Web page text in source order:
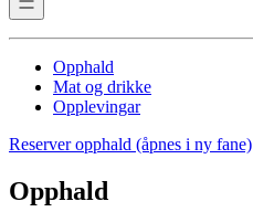
Opphald
Mat og drikke
Opplevingar
Reserver opphald (åpnes i ny fane)
Opphald